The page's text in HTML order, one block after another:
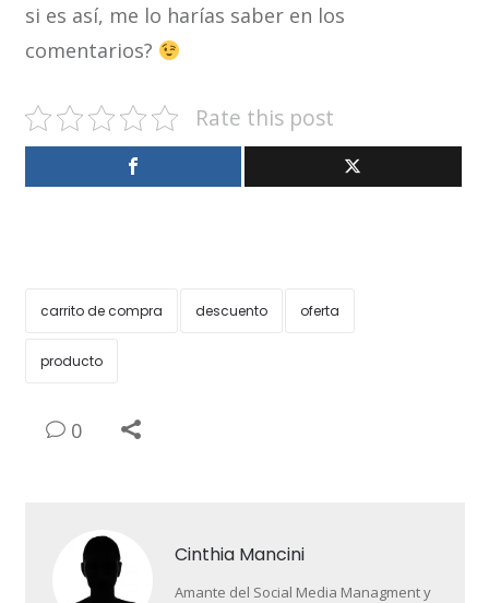
si es así, me lo harías saber en los
comentarios?
Rate this post
carrito de compra descuento oferta
producto
0
Cinthia Mancini
Amante del Social Media Managment y